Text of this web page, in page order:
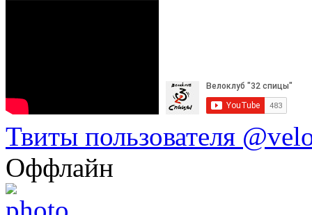
Твиты пользователя
Оффлайн